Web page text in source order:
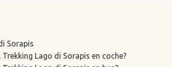
Sorapis
Trekking Lago di Sorapis en coche?